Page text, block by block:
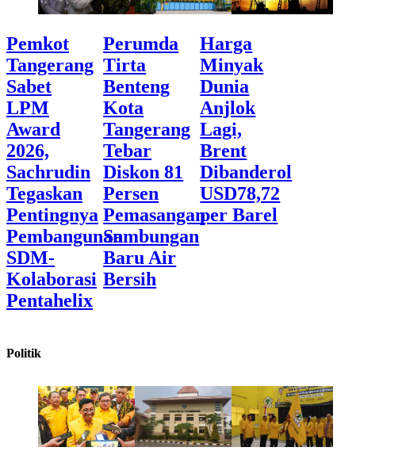
Pemkot
Tangerang
Sabet
LPM
Award
2026,
Sachrudin
Tegaskan
Pentingnya
Pembangunan
SDM-
Kolaborasi
Pentahelix
Perumda
Tirta
Benteng
Kota
Tangerang
Tebar
Diskon 81
Persen
Pemasangan
Sambungan
Baru Air
Bersih
Harga
Minyak
Dunia
Anjlok
Lagi,
Brent
Dibanderol
USD78,72
per Barel
Politik